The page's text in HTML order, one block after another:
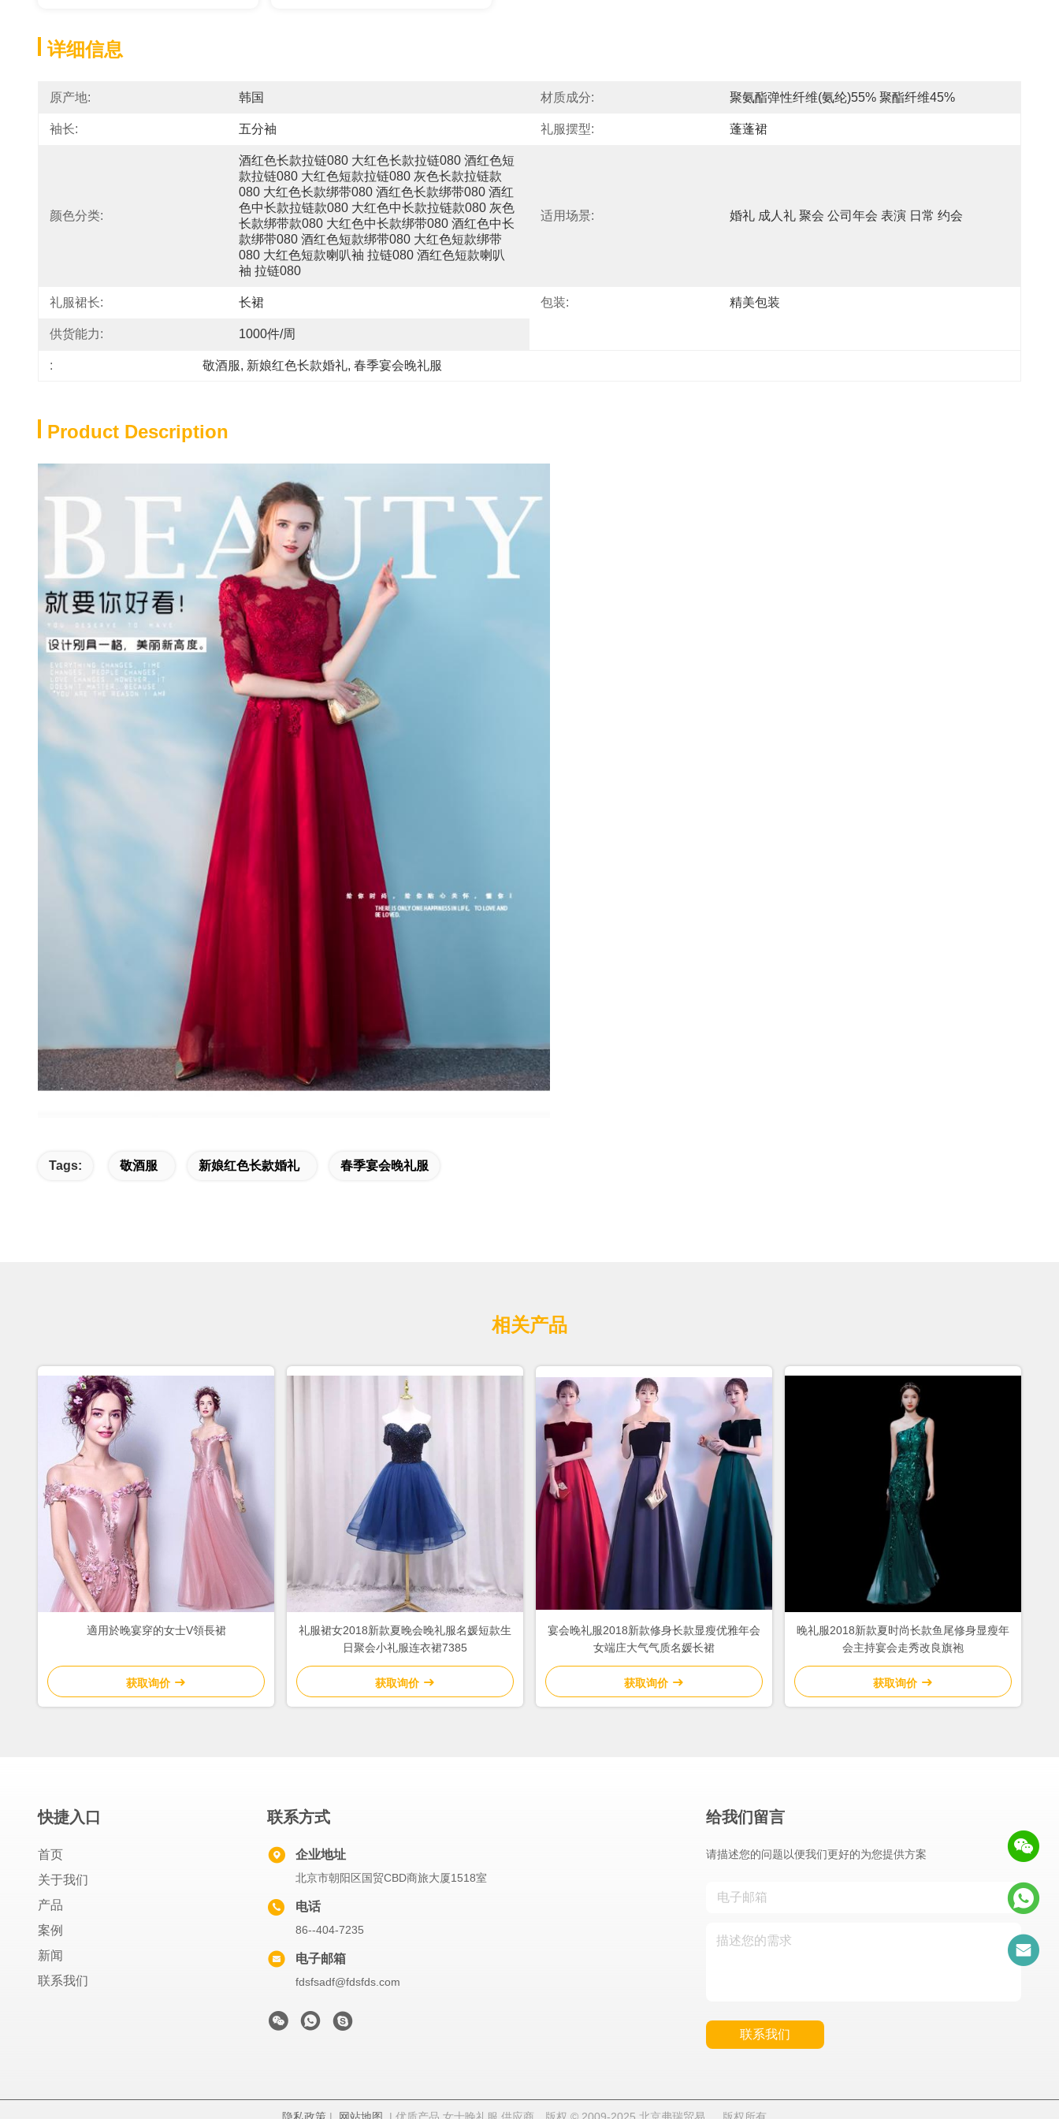
详细信息
原产地: 韩国 材质成分: 聚氨酯弹性纤维(氨纶)55% 聚酯纤维45%
袖长: 五分袖 礼服摆型: 蓬蓬裙
颜色分类:
酒红色长款拉链080 大红色长款拉链080 酒红色短
款拉链080 大红色短款拉链080 灰色长款拉链款
080 大红色长款绑带080 酒红色长款绑带080 酒红
色中长款拉链款080 大红色中长款拉链款080 灰色
长款绑带款080 大红色中长款绑带080 酒红色中长
款绑带080 酒红色短款绑带080 大红色短款绑带
080 大红色短款喇叭袖 拉链080 酒红色短款喇叭
袖 拉链080
适用场景: 婚礼 成人礼 聚会 公司年会 表演 日常 约会
礼服裙长: 长裙 包装: 精美包装
供货能力: 1000件/周
: 敬酒服, 新娘红色长款婚礼, 春季宴会晚礼服
Product Description
Tags: 敬酒服 新娘红色长款婚礼 春季宴会晚礼服
相关产品
適用於晚宴穿的女士V領長裙
获取询价
礼服裙女2018新款夏晚会晚礼服名媛短款生
日聚会小礼服连衣裙7385
获取询价
宴会晚礼服2018新款修身长款显瘦优雅年会
女端庄大气气质名媛长裙
获取询价
晚礼服2018新款夏时尚长款鱼尾修身显瘦年
会主持宴会走秀改良旗袍
获取询价
快捷入口
首页
关于我们
产品
案例
新闻
联系我们
联系方式
企业地址
北京市朝阳区国贸CBD商旅大厦1518室
电话
86--404-7235
电子邮箱
fdsfsadf@fdsfds.com
给我们留言
请描述您的问题以便我们更好的为您提供方案
联系我们
隐私政策 | 网站地图 | 优质产品 女士晚礼服 供应商。版权 © 2009-2025 北京弗瑞贸易 。 版权所有。